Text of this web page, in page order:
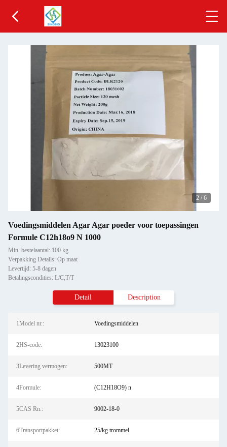
2 / 6
Voedingsmiddelen Agar Agar poeder voor toepassingen
Formule C12h18o9 N 1000
Min. bestelaantal: 100 kg
Verpakking Details: Op maat
Levertijd: 5-8 dagen
Betalingscondities: L/C,T/T
Detail Description
1Model nr.: Voedingsmiddelen
2HS-code: 13023100
3Levering vermogen: 500MT
4Formule: (C12H18O9) n
5CAS Rn.: 9002-18-0
6Transportpakket: 25/kg trommel